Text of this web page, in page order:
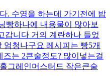
. 수영을 하는데 가기전에 밥
빵하나에 내용물이 많아보
갑니다 거의 계란하나 들었
청나구요 레시피는 빵5개
는 2큰술정도? 많이넣는걸
그레인머스터드 작은큰술